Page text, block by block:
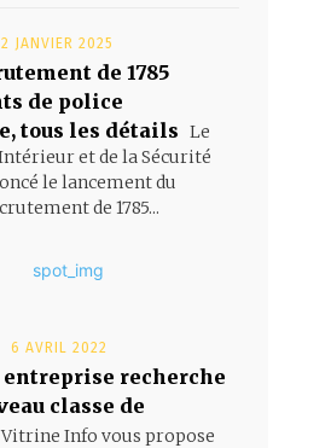
JANVIER 2025
de 1785
de police
tous les détails Le
et de la Sécurité
le lancement du
de 1785...
6 AVRIL 2022
entreprise recherche
classe de
Vitrine Info vous propose